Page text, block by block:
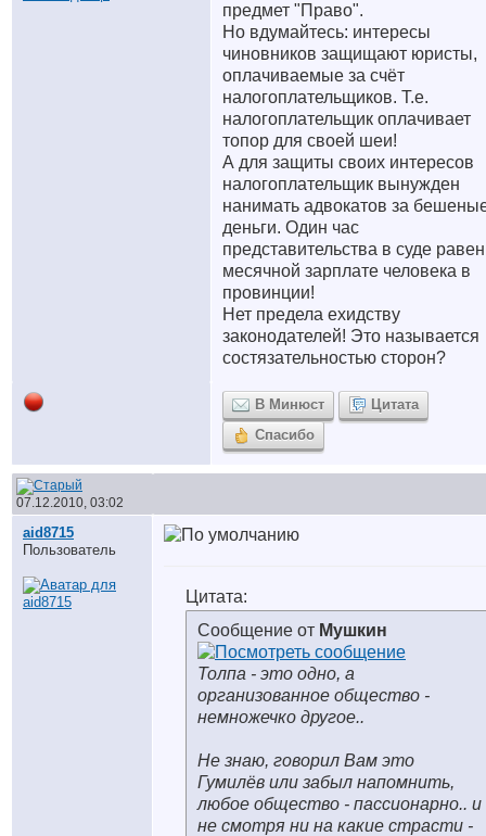
предмет "Право".
Но вдумайтесь: интересы
чиновников защищают юристы,
оплачиваемые за счёт
налогоплательщиков. Т.е.
налогоплательщик оплачивает
топор для своей шеи!
А для защиты своих интересов
налогоплательщик вынужден
нанимать адвокатов за
деньги. Один час
представительства в суде равен
месячной зарплате человека в
провинции!
Нет предела ехидству
законодателей! Это называется
состязательностью сторон?
В Минюст
Цитата
Спасибо
07.12.2010, 03:02
aid8715
Пользователь
Цитата:
Сообщение от Мушкин
Толпа - это одно, а
организованное общество -
немножечко другое..
Не знаю, говорил Вам это
Гумилёв или забыл напомнить,
любое общество - пассионарно.. и
не смотря ни на какие страсти -